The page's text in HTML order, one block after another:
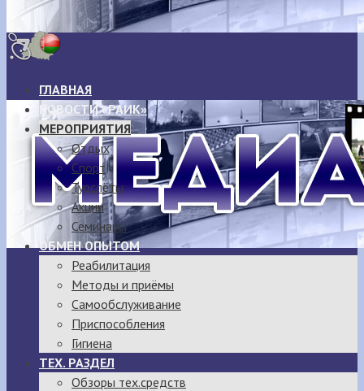
ГЛАВНАЯ
НОВОСТИ «РАИК»
МЕРОПРИЯТИЯ
Отдых
Спорт
Турслёты
Акции
Семинары
ОБМЕН ОПЫТОМ
Реабилитация
Методы и приёмы
Самообслуживание
Приспособления
Гигиена
ТЕХ. РАЗДЕЛ
Обзоры тех.средств